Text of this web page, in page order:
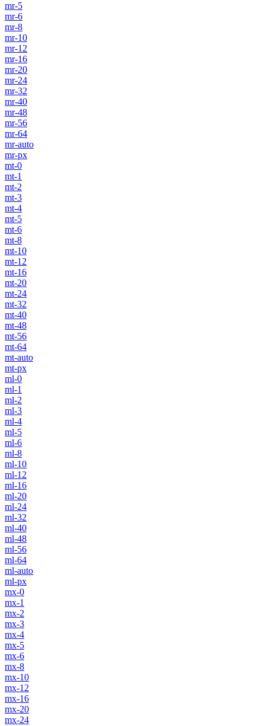
mr-5
mr-6
mr-8
mr-10
mr-12
mr-16
mr-20
mr-24
mr-32
mr-40
mr-48
mr-56
mr-64
mr-auto
mr-px
mt-0
mt-1
mt-2
mt-3
mt-4
mt-5
mt-6
mt-8
mt-10
mt-12
mt-16
mt-20
mt-24
mt-32
mt-40
mt-48
mt-56
mt-64
mt-auto
mt-px
ml-0
ml-1
ml-2
ml-3
ml-4
ml-5
ml-6
ml-8
ml-10
ml-12
ml-16
ml-20
ml-24
ml-32
ml-40
ml-48
ml-56
ml-64
ml-auto
ml-px
mx-0
mx-1
mx-2
mx-3
mx-4
mx-5
mx-6
mx-8
mx-10
mx-12
mx-16
mx-20
mx-24